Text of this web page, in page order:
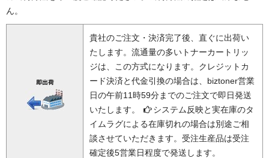
ん。
貴社のご注文・決済完了後、直ぐに出荷い
たします。流通量の多いトナーカートリッ
ジは、この方式になります。クレジットカ
ード決済と代金引換の場合は、biztoner営業
日の午前11時59分までのご注文で即日発送
いたします。
システム反映と実在庫のタ
イムラグによる在庫切れの場合は別途ご相
談させていただきます。受注生産品は受注
確定後5営業日程度で発送します。